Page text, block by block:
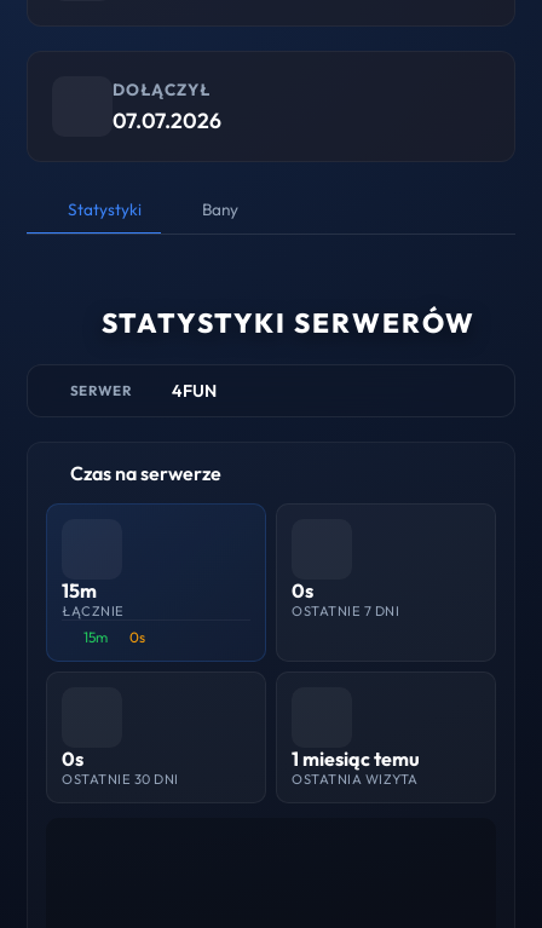
DOŁĄCZYŁ
07.07.2026
Statystyki Bany
STATYSTYKI SERWERÓW
SERWER 4FUN
Czas na serwerze
15m
ŁĄCZNIE
15m 0s
0s
OSTATNIE 7 DNI
0s
OSTATNIE 30 DNI
1 miesiąc temu
OSTATNIA WIZYTA